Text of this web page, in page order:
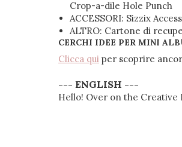
Crop-a-dile Hole Punch
ACCESSORI: Sizzix
ALTRO: Cartone di
CERCHI IDEE PER MINI
Clicca qui per scoprire
--- ENGLISH ---
Hello! Over on the Creative